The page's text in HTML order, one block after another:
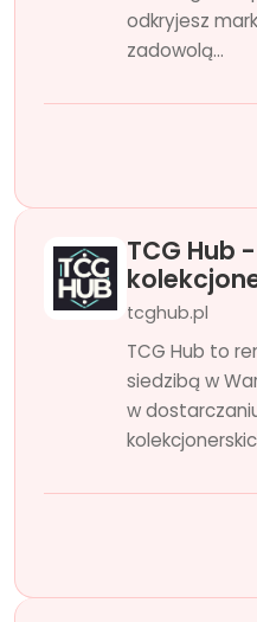
odkryjesz
zadowolą...
TCG Hub
tcghub.pl
TCG Hub to
siedzibą w
w